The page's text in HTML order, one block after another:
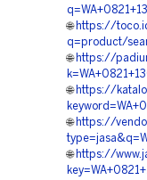
🌐 https://
q=product/
🌐 https://
🌐 https://
🌐 https://
🌐 https://